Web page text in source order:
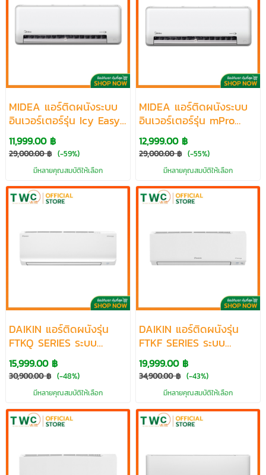
MIDEA แอร์ติดผนังระบบ
อินเวอร์เตอร์รุ่น Icy Easy
ขนาด 9000-24000BTU
11,999.00 ฿
29,000.00 ฿ (-59%)
มีหลายคุณสมบัติให้เลือก
MIDEA แอร์ติดผนังระบบ
อินเวอร์เตอร์รุ่น mPro
Easy ขนาด 8800-
18100BTU
12,999.00 ฿
29,000.00 ฿ (-55%)
มีหลายคุณสมบัติให้เลือก
DAIKIN แอร์ติดผนังรุ่น
FTKQ SERIES ระบบ
INVERTER ขนาด 9200-
20500 BTU
15,999.00 ฿
30,900.00 ฿ (-48%)
มีหลายคุณสมบัติให้เลือก
DAIKIN แอร์ติดผนังรุ่น
FTKF SERIES ระบบ
INVERTER ขนาด 9200-
24200 BTU
19,999.00 ฿
34,900.00 ฿ (-43%)
มีหลายคุณสมบัติให้เลือก